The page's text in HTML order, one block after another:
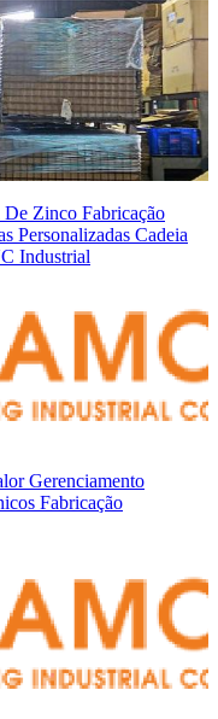
De Zinco Fabricação
Personalizadas Cadeia
Industrial
Gerenciamento
Fabricação